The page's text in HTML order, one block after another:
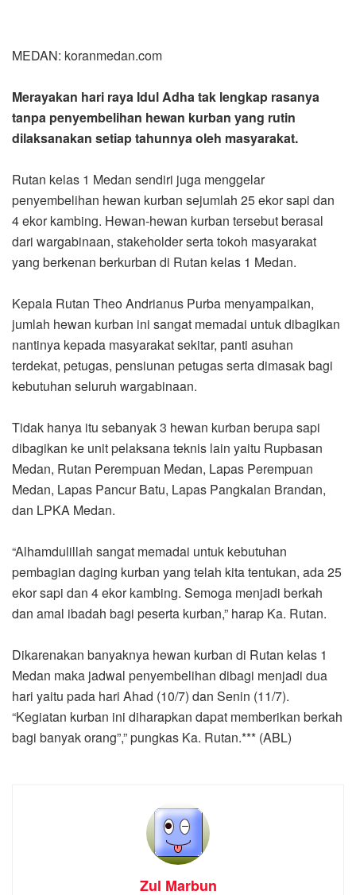
MEDAN: koranmedan.com
Merayakan hari raya Idul Adha tak lengkap rasanya
tanpa penyembelihan hewan kurban yang rutin
dilaksanakan setiap tahunnya oleh masyarakat.
Rutan kelas 1 Medan sendiri juga menggelar
penyembelihan hewan kurban sejumlah 25 ekor sapi dan
4 ekor kambing. Hewan-hewan kurban tersebut berasal
dari wargabinaan, stakeholder serta tokoh masyarakat
yang berkenan berkurban di Rutan kelas 1 Medan.
Kepala Rutan Theo Andrianus Purba menyampaikan,
jumlah hewan kurban ini sangat memadai untuk dibagikan
nantinya kepada masyarakat sekitar, panti asuhan
terdekat, petugas, pensiunan petugas serta dimasak bagi
kebutuhan seluruh wargabinaan.
Tidak hanya itu sebanyak 3 hewan kurban berupa sapi
dibagikan ke unit pelaksana teknis lain yaitu Rupbasan
Medan, Rutan Perempuan Medan, Lapas Perempuan
Medan, Lapas Pancur Batu, Lapas Pangkalan Brandan,
dan LPKA Medan.
“Alhamdulillah sangat memadai untuk kebutuhan
pembagian daging kurban yang telah kita tentukan, ada 25
ekor sapi dan 4 ekor kambing. Semoga menjadi berkah
dan amal ibadah bagi peserta kurban,” harap Ka. Rutan.
Dikarenakan banyaknya hewan kurban di Rutan kelas 1
Medan maka jadwal penyembelihan dibagi menjadi dua
hari yaitu pada hari Ahad (10/7) dan Senin (11/7).
“Kegiatan kurban ini diharapkan dapat memberikan berkah
bagi banyak orang”,” pungkas Ka. Rutan.*** (ABL)
Zul Marbun